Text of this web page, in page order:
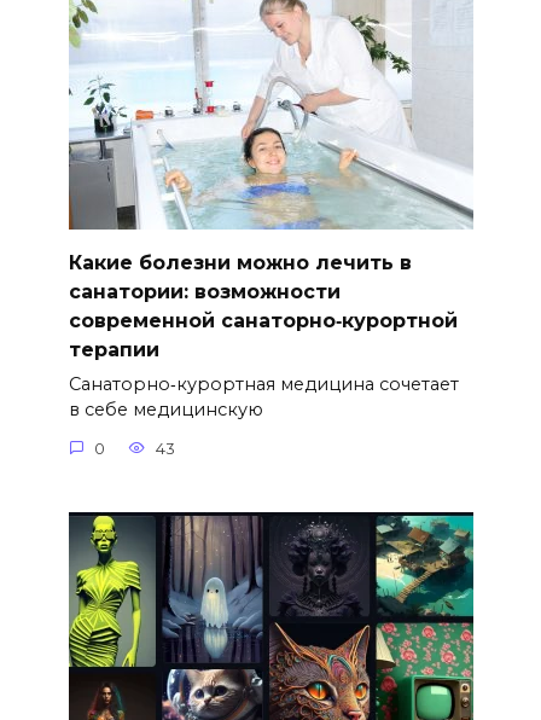
Какие болезни можно лечить в
санатории: возможности
современной санаторно‑курортной
терапии
Санаторно‑курортная медицина сочетает
в себе медицинскую
0 43